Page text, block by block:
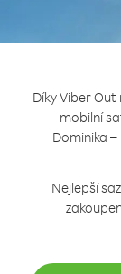
Díky Viber
mobilní
Dominika
Nejlepší